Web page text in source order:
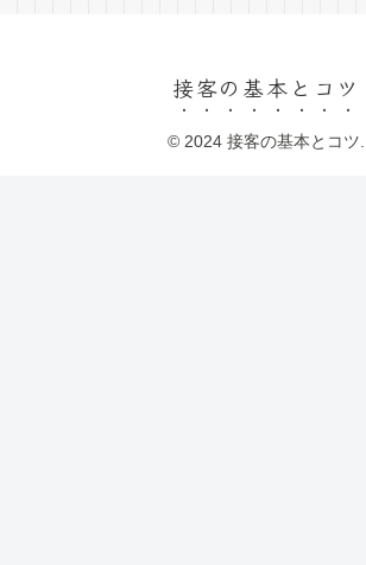
接客の基本とコツ
© 2024 接客の基本とコツ.